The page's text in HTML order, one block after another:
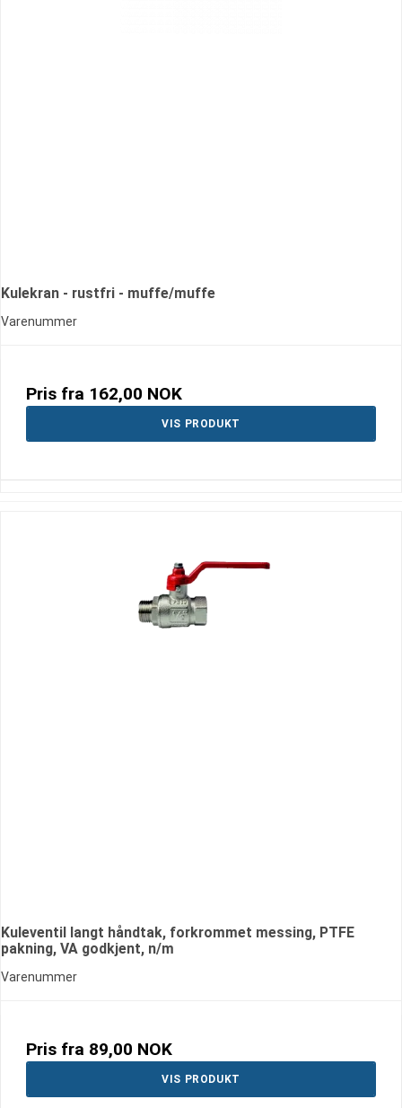
Kulekran - rustfri - muffe/muffe
Varenummer
Pris fra 162,00 NOK
VIS PRODUKT
Kuleventil langt håndtak, forkrommet messing, PTFE
pakning, VA godkjent, n/m
Varenummer
Pris fra 89,00 NOK
VIS PRODUKT